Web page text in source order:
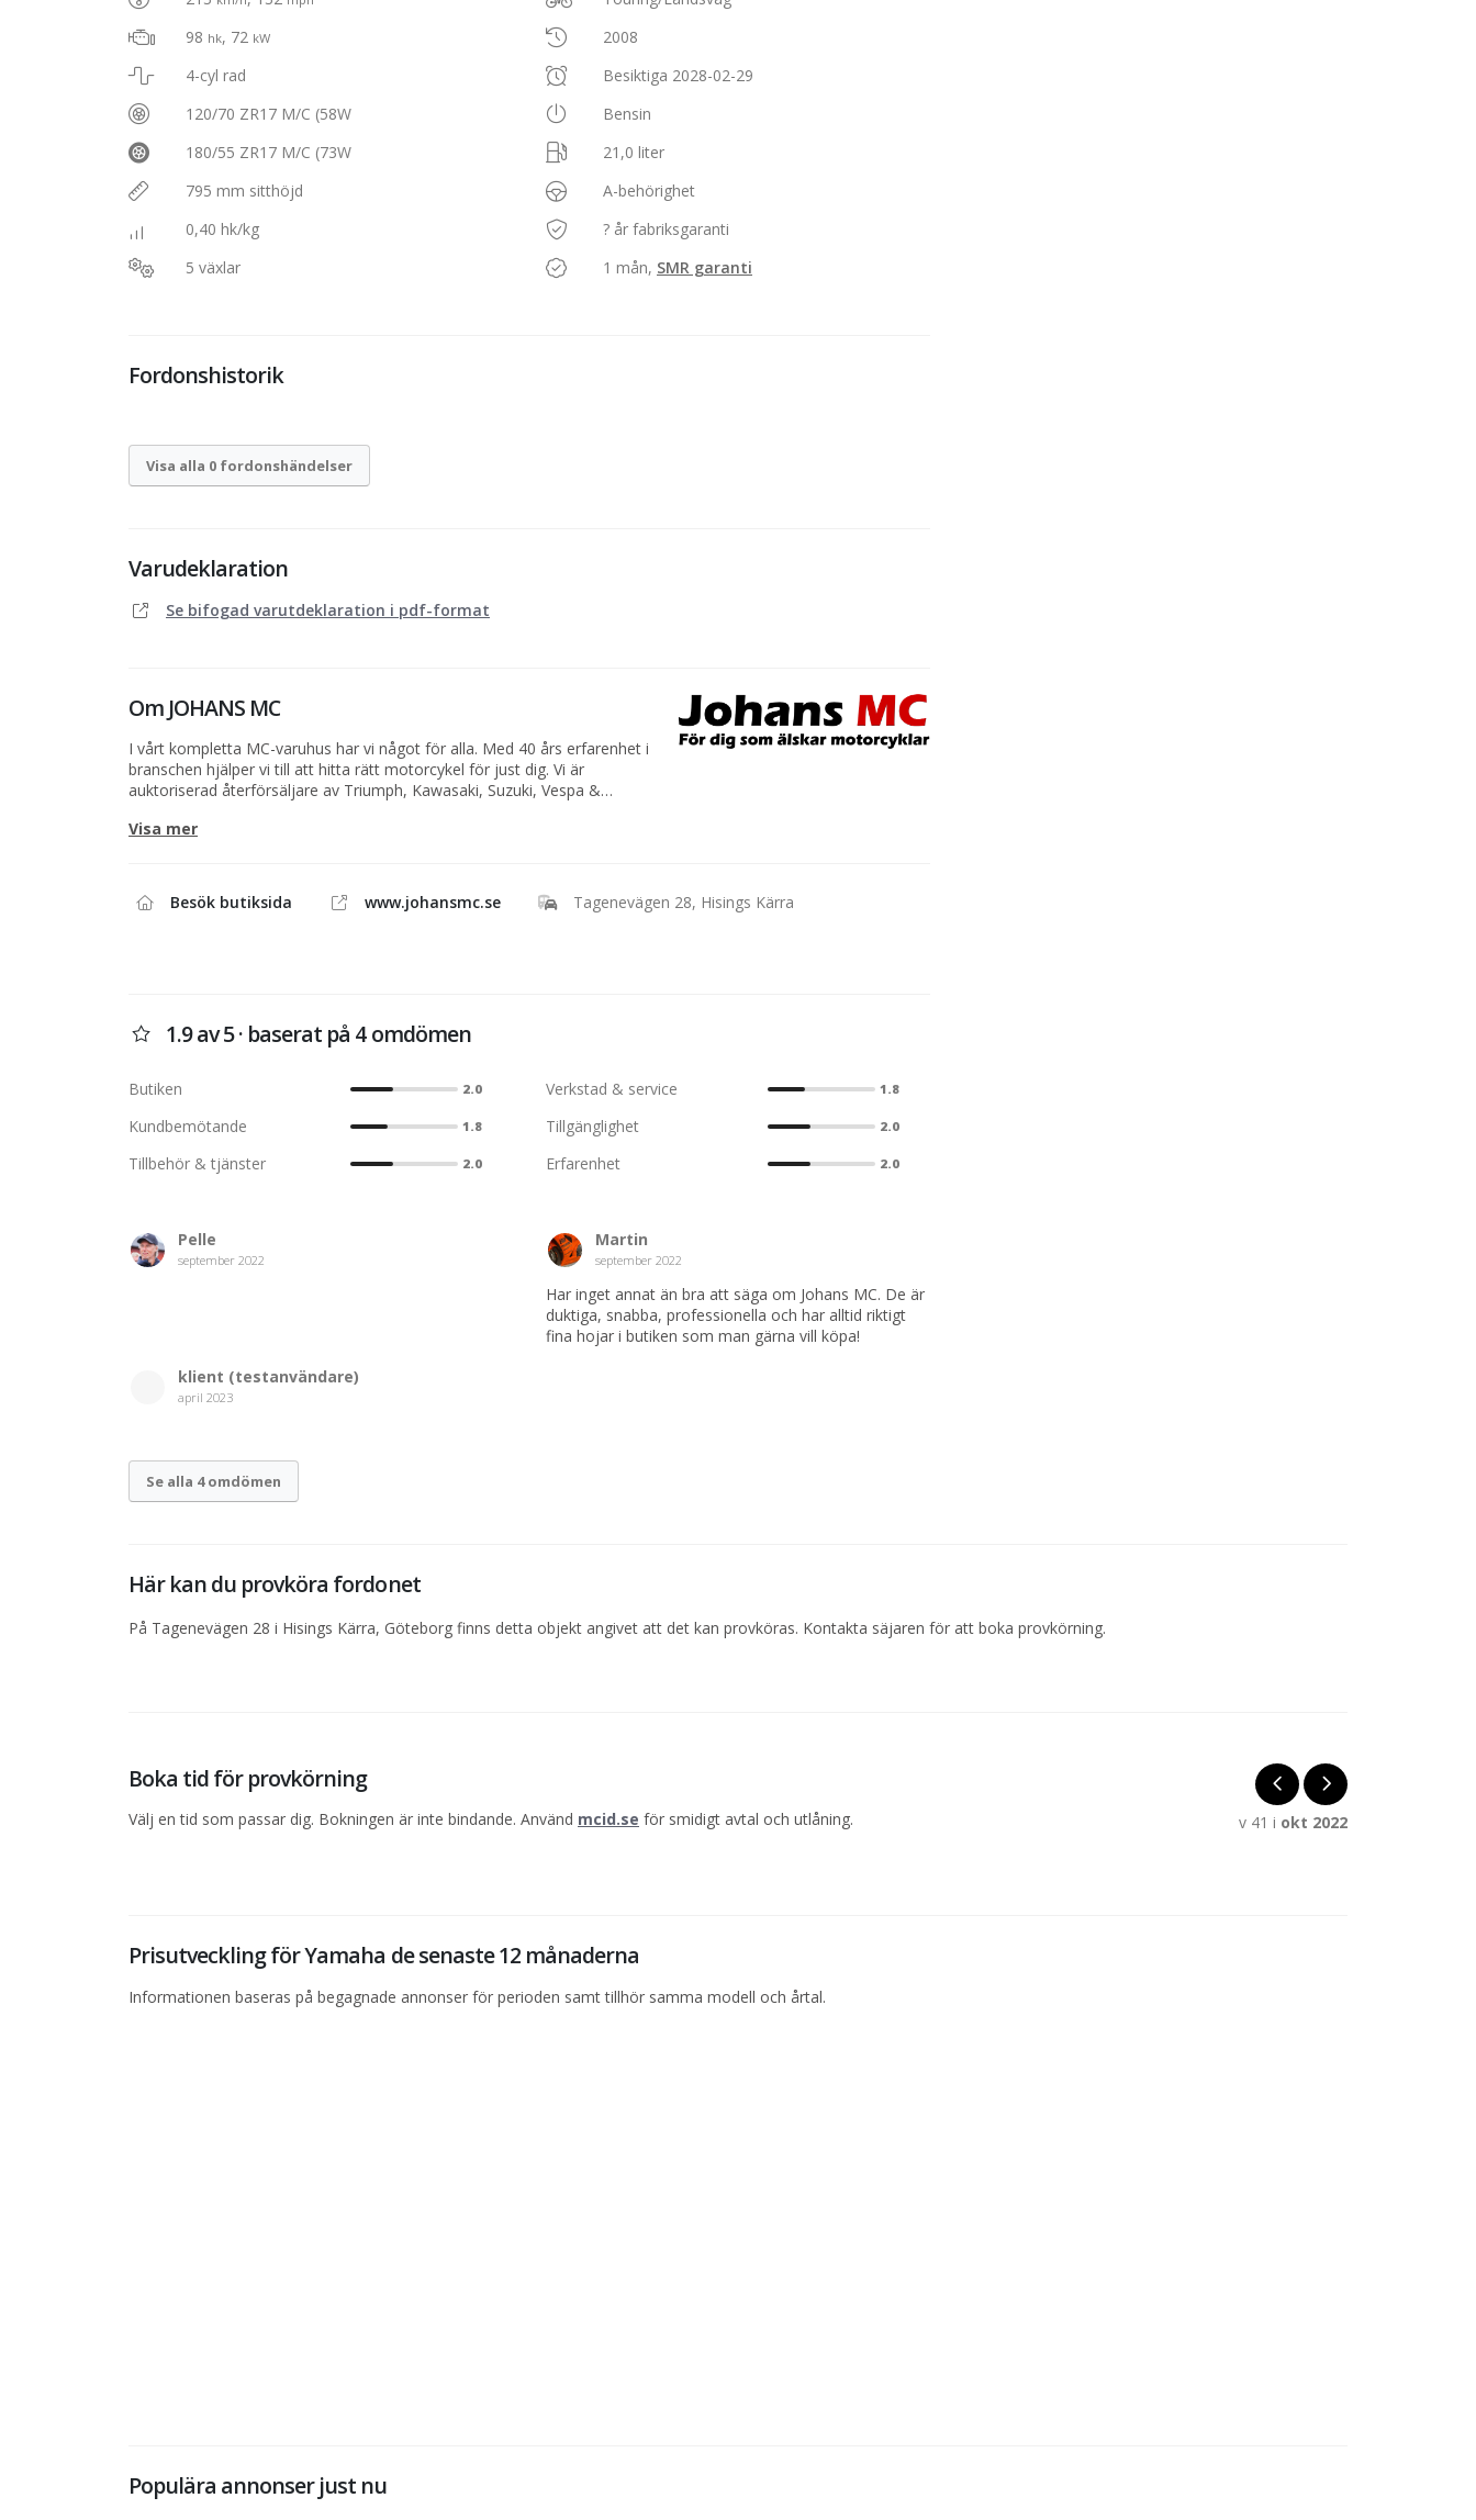
98 hk, 72 kW
4-cyl rad
120/70 ZR17 M/C (58W
180/55 ZR17 M/C (73W
795 mm sitthöjd
0,40 hk/kg
5 växlar
2008
Besiktiga 2028-02-29
Bensin
21,0 liter
A-behörighet
? år fabriksgaranti
1 mån, SMR garanti
Fordonshistorik
Visa alla 0 fordonshändelser
Varudeklaration
Se bifogad varutdeklaration i pdf-format
Om JOHANS MC
I vårt kompletta MC-varuhus har vi något för alla. Med 40 års erfarenhet i
branschen hjälper vi till att hitta rätt motorcykel för just dig. Vi är
auktoriserad återförsäljare av Triumph, Kawasaki, Suzuki, Vespa &
för alla smaker. Johans MC-Service AB behandlar personuppgifter i
Originaldelar och tillbehör beställs i butiken, även olja och andra slitdelar.
Om du inte kommer fram på telefonen, maila gärna in din beställning till
Besök gärna vår Webshop påhttps://www.mcweb.se
Visa mer
Besök butiksida www.johansmc.se Tagenevägen 28, Hisings Kärra
1.9 av 5 · baserat på 4 omdömen
Butiken 2.0 Verkstad & service 1.8
Kundbemötande 1.8 Tillgänglighet 2.0
Tillbehör & tjänster 2.0 Erfarenhet 2.0
Pelle
september 2022
Martin
september 2022
Har inget annat än bra att säga om Johans MC. De är
duktiga, snabba, professionella och har alltid riktigt
fina hojar i butiken som man gärna vill köpa!
klient (testanvändare)
april 2023
Se alla 4 omdömen
Här kan du provköra fordonet
På Tagenevägen 28 i Hisings Kärra, Göteborg finns detta objekt angivet att det kan provköras. Kontakta säjaren för att boka provkörning.
Boka tid för provkörning
Välj en tid som passar dig. Bokningen är inte bindande. Använd mcid.se för smidigt avtal och utlåning. v 41 i okt 2022
Prisutveckling för Yamaha de senaste 12 månaderna
Informationen baseras på begagnade annonser för perioden samt tillhör samma modell och årtal.
Populära annonser just nu